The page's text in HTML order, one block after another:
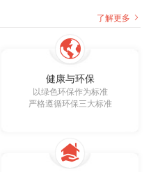
了解更多
健康与环保
以绿色环保作为标准
严格遵循环保三大标准